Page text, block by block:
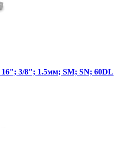
3/8"; 1.5мм; SM; SN; 60DL